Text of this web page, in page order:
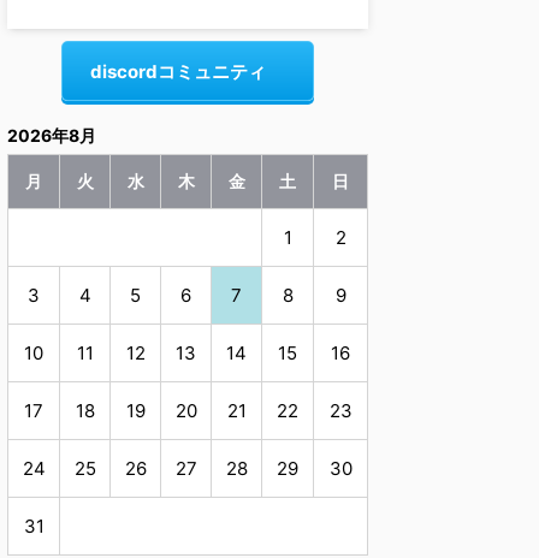
discordコミュニティ
2026年8月
月 火 水 木 金 土 日
1 2
3 4 5 6 7 8 9
10 11 12 13 14 15 16
17 18 19 20 21 22 23
24 25 26 27 28 29 30
31